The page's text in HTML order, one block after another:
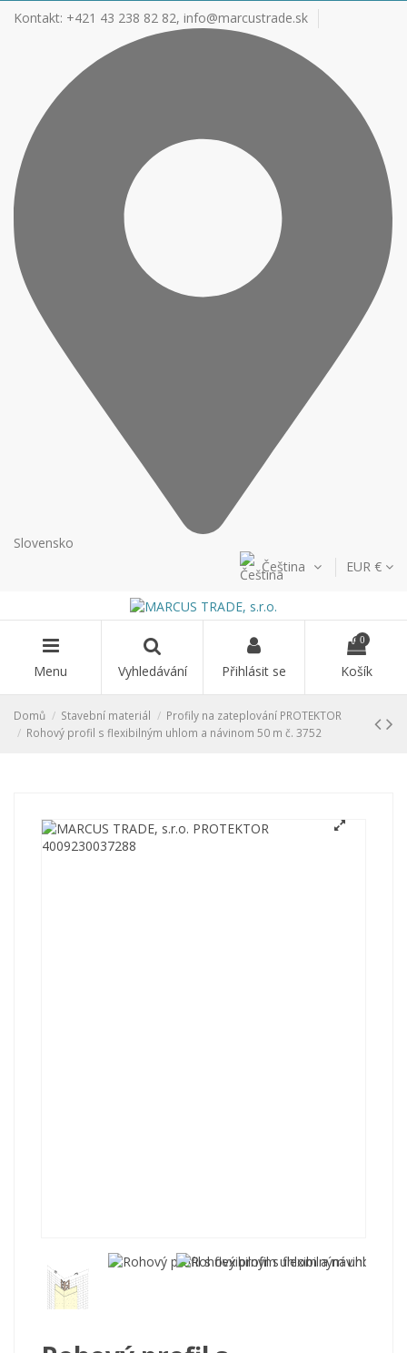
Kontakt: +421 43 238 82 82, info@marcustrade.sk
Slovensko
Čeština
EUR €
Menu Vyhledávání Přihlásit se
0
Košík
Domů Stavební materiál
Profily na zateplování PROTEKTOR
Rohový profil s flexibilným uhlom a návinom 50 m č. 3752